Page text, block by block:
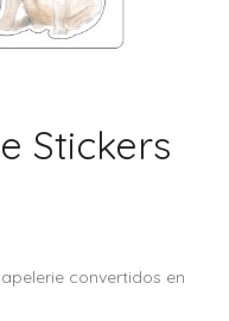
Stickers
convertidos en